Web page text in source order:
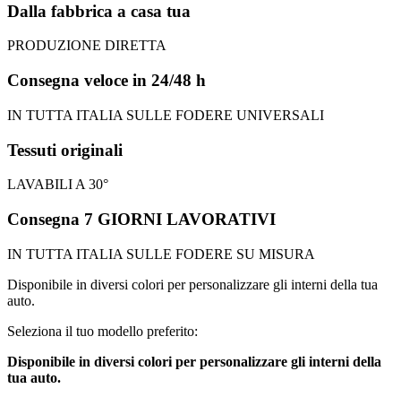
Dalla fabbrica a casa tua
PRODUZIONE DIRETTA
Consegna veloce in 24/48 h
IN TUTTA ITALIA SULLE FODERE UNIVERSALI
Tessuti originali
LAVABILI A 30°
Consegna 7 GIORNI LAVORATIVI
IN TUTTA ITALIA SULLE FODERE SU MISURA
Disponibile in diversi colori per personalizzare gli interni della tua
auto.
Seleziona il tuo modello preferito:
Disponibile in diversi colori per personalizzare gli interni della
tua auto.